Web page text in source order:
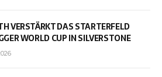
VERSTÄRKT DAS STARTERFELD
WORLD CUP IN SILVERSTONE